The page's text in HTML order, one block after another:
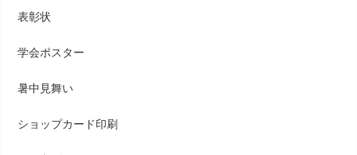
表彰状
学会ポスター
暑中見舞い
ショップカード印刷